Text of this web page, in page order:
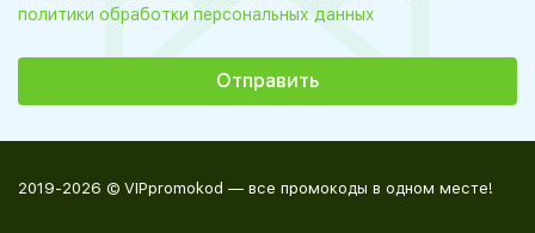
политики обработки персональных данных
2019-2026 © VIPpromokod — все промокоды в одном месте!